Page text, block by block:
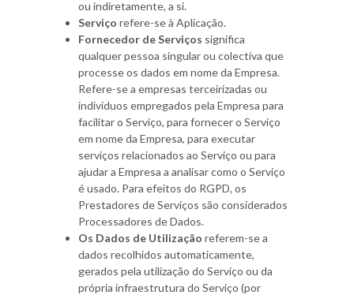
ou indiretamente, a si.
Serviço refere-se à Aplicação.
Fornecedor de Serviços significa
qualquer pessoa singular ou colectiva que
processe os dados em nome da Empresa.
Refere-se a empresas terceirizadas ou
indivíduos empregados pela Empresa para
facilitar o Serviço, para fornecer o Serviço
em nome da Empresa, para executar
serviços relacionados ao Serviço ou para
ajudar a Empresa a analisar como o Serviço
é usado. Para efeitos do RGPD, os
Prestadores de Serviços são considerados
Processadores de Dados.
Os Dados de Utilização referem-se a
dados recolhidos automaticamente,
gerados pela utilização do Serviço ou da
própria infraestrutura do Serviço (por